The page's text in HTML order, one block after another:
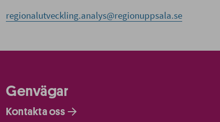
regionalutveckling.analys@regionuppsala.se
Genvägar
Kontakta oss